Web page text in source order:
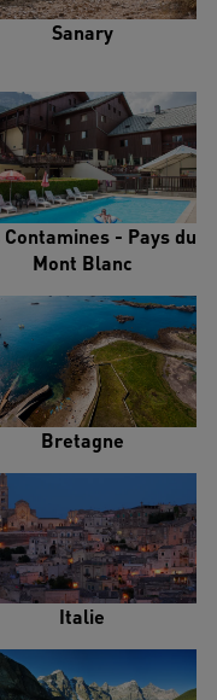
Sanary
Contamines - Pays du
Mont Blanc
Bretagne
Italie